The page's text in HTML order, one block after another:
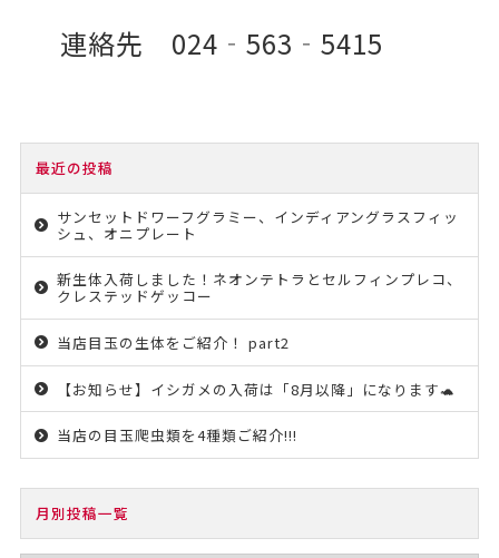
連絡先 024‐563‐5415
最近の投稿
サンセットドワーフグラミー、インディアングラスフィッ
シュ、オニプレート
新生体入荷しました！ネオンテトラとセルフィンプレコ、
クレステッドゲッコー
当店目玉の生体をご紹介！ part2
【お知らせ】イシガメの入荷は「8月以降」になります🐢
当店の目玉爬虫類を4種類ご紹介!!!
月別投稿一覧